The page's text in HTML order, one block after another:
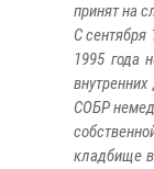
принят на
С сентября
1995 года
СОБР
кладбище в